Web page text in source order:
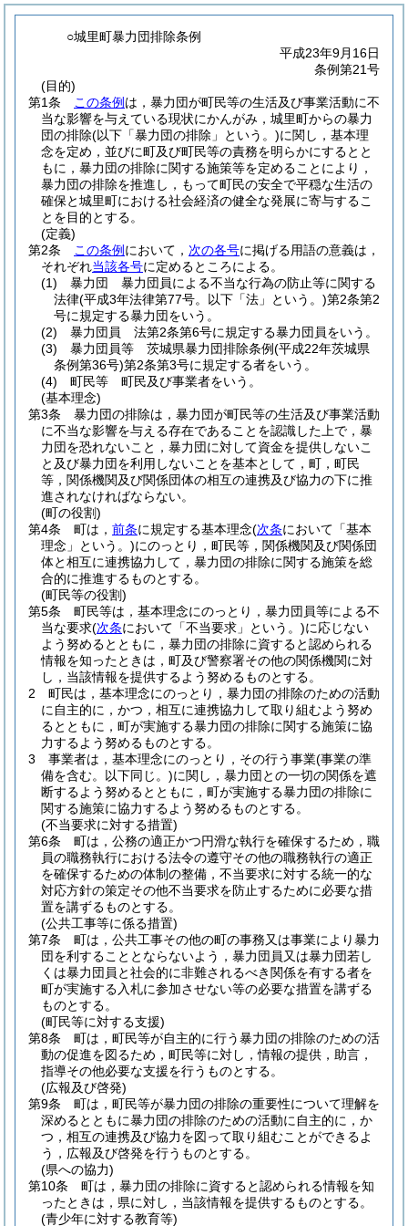
○城里町暴力団排除条例
平成23年9月16日
条例第21号
(目的)
第1条
この条例 は，暴力団が町民等の生活及び事業活動に不
当な影響を与えている現状にかんがみ，城里町からの暴力
団の排除(以下「暴力団の排除」という。)に関し，基本理
念を定め，並びに町及び町民等の責務を明らかにするとと
もに，暴力団の排除に関する施策等を定めることにより，
暴力団の排除を推進し，もって町民の安全で平穏な生活の
確保と城里町における社会経済の健全な発展に寄与するこ
とを目的とする。
(定義)
第2条
この条例 において， 次の各号に掲げる用語の意義は，
それぞれ当該各号に定めるところによる。
(1)
暴力団 暴力団員による不当な行為の防止等に関する
法律(平成3年法律第77号。以下「法」という。)第2条第2
号に規定する暴力団をいう。
(2)
暴力団員 法第2条第6号に規定する暴力団員をいう。
(3)
暴力団員等 茨城県暴力団排除条例(平成22年茨城県
条例第36号)第2条第3号に規定する者をいう。
(4)
町民等 町民及び事業者をいう。
(基本理念)
第3条
暴力団の排除は，暴力団が町民等の生活及び事業活動
に不当な影響を与える存在であることを認識した上で，暴
力団を恐れないこと，暴力団に対して資金を提供しないこ
と及び暴力団を利用しないことを基本として，町，町民
等，関係機関及び関係団体の相互の連携及び協力の下に推
進されなければならない。
(町の役割)
第4条
町は， 前条に規定する基本理念(次条において「基本
理念」という。)にのっとり，町民等，関係機関及び関係団
体と相互に連携協力して，暴力団の排除に関する施策を総
合的に推進するものとする。
(町民等の役割)
第5条
町民等は，基本理念にのっとり，暴力団員等による不
当な要求(次条において「不当要求」という。)に応じない
よう努めるとともに，暴力団の排除に資すると認められる
情報を知ったときは，町及び警察署その他の関係機関に対
し，当該情報を提供するよう努めるものとする。
2
町民は，基本理念にのっとり，暴力団の排除のための活動
に自主的に，かつ，相互に連携協力して取り組むよう努め
るとともに，町が実施する暴力団の排除に関する施策に協
力するよう努めるものとする。
3
事業者は，基本理念にのっとり，その行う事業(事業の準
備を含む。以下同じ。)に関し，暴力団との一切の関係を遮
断するよう努めるとともに，町が実施する暴力団の排除に
関する施策に協力するよう努めるものとする。
(不当要求に対する措置)
第6条
町は，公務の適正かつ円滑な執行を確保するため，職
員の職務執行における法令の遵守その他の職務執行の適正
を確保するための体制の整備，不当要求に対する統一的な
対応方針の策定その他不当要求を防止するために必要な措
置を講ずるものとする。
(公共工事等に係る措置)
第7条
町は，公共工事その他の町の事務又は事業により暴力
団を利することとならないよう，暴力団員又は暴力団若し
くは暴力団員と社会的に非難されるべき関係を有する者を
町が実施する入札に参加させない等の必要な措置を講ずる
ものとする。
(町民等に対する支援)
第8条
町は，町民等が自主的に行う暴力団の排除のための活
動の促進を図るため，町民等に対し，情報の提供，助言，
指導その他必要な支援を行うものとする。
(広報及び啓発)
第9条
町は，町民等が暴力団の排除の重要性について理解を
深めるとともに暴力団の排除のための活動に自主的に，か
つ，相互の連携及び協力を図って取り組むことができるよ
う，広報及び啓発を行うものとする。
(県への協力)
第10条
町は，暴力団の排除に資すると認められる情報を知
ったときは，県に対し，当該情報を提供するものとする。
(青少年に対する教育等)